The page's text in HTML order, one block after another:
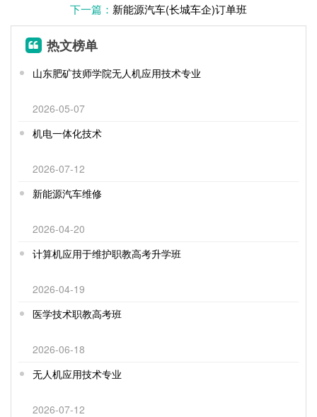
下一篇： 新能源汽车(长城车企)订单班
热文榜单
山东肥矿技师学院无人机应用技术专业
2026-05-07
机电一体化技术
2026-07-12
新能源汽车维修
2026-04-20
计算机应用于维护职教高考升学班
2026-04-19
医学技术职教高考班
2026-06-18
无人机应用技术专业
2026-07-12